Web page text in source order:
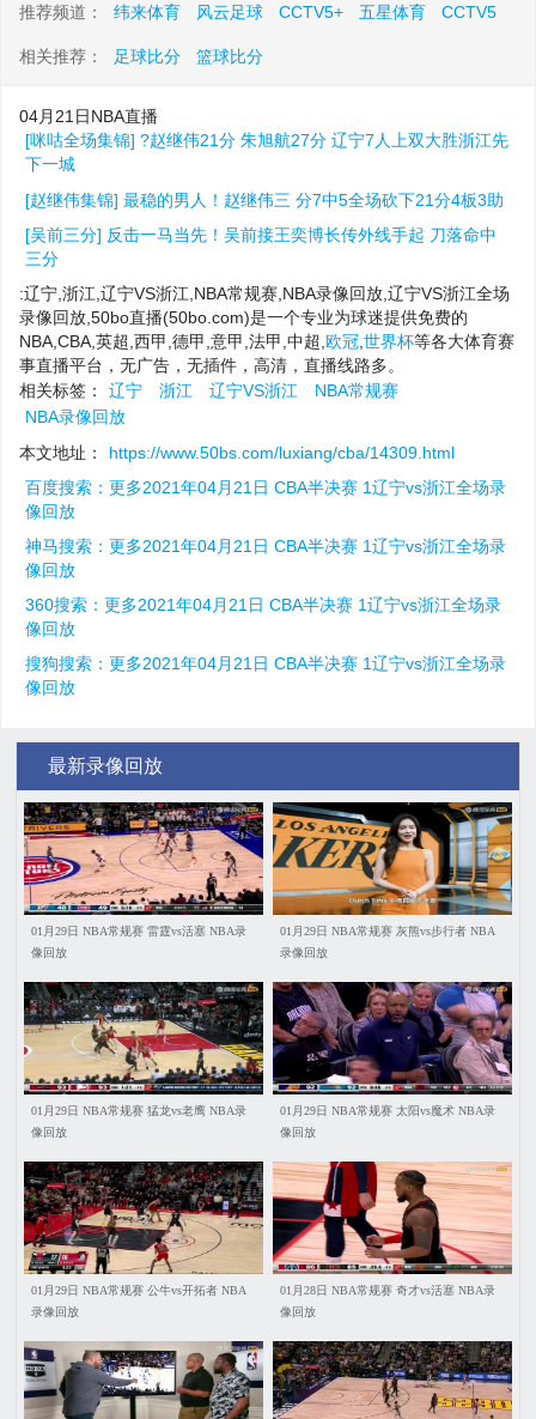
推荐频道： 纬来体育 风云足球 CCTV5+ 五星体育 CCTV5
相关推荐： 足球比分 篮球比分
04月21日NBA直播
[咪咕全场集锦] ?赵继伟21分 朱旭航27分 辽宁7人上双大胜浙江先
下一城
[赵继伟集锦] 最稳的男人！赵继伟三 分7中5全场砍下21分4板3助
[吴前三分] 反击一马当先！吴前接王奕博长传外线手起 刀落命中
三分
:辽宁,浙江,辽宁VS浙江,NBA常规赛,NBA录像回放,辽宁VS浙江全场
录像回放,50bo直播(50bo.com)是一个专业为球迷提供免费的
NBA,CBA,英超,西甲,德甲,意甲,法甲,中超, 欧冠 世界杯等各大体育赛
事直播平台，无广告，无插件，高清，直播线路多。
相关标签：
辽宁 浙江 辽宁VS浙江
NBA常规赛
NBA录像回放
本文地址：
https://www.50bs.com/luxiang/cba/14309.html
百度搜索：更多2021年04月21日 CBA半决赛 1辽宁vs浙江全场录
像回放
神马搜索：更多2021年04月21日 CBA半决赛 1辽宁vs浙江全场录
像回放
360搜索：更多2021年04月21日 CBA半决赛 1辽宁vs浙江全场录
像回放
搜狗搜索：更多2021年04月21日 CBA半决赛 1辽宁vs浙江全场录
像回放
最新录像回放
01月29日 NBA常规赛 雷霆vs活塞 NBA录
像回放
01月29日 NBA常规赛 灰熊vs步行者 NBA
录像回放
01月29日 NBA常规赛 猛龙vs老鹰 NBA录
像回放
01月29日 NBA常规赛 太阳vs魔术 NBA录
像回放
01月29日 NBA常规赛 公牛vs开拓者 NBA
录像回放
01月28日 NBA常规赛 奇才vs活塞 NBA录
像回放